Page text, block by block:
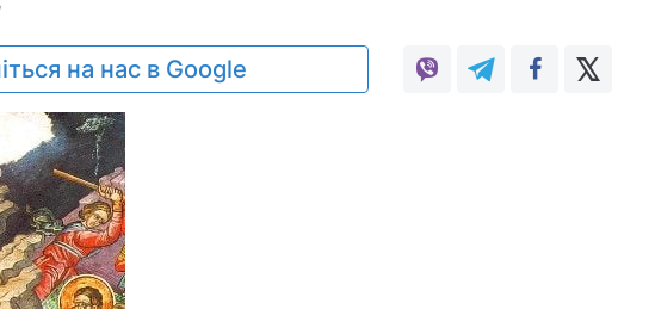
на нас в Google